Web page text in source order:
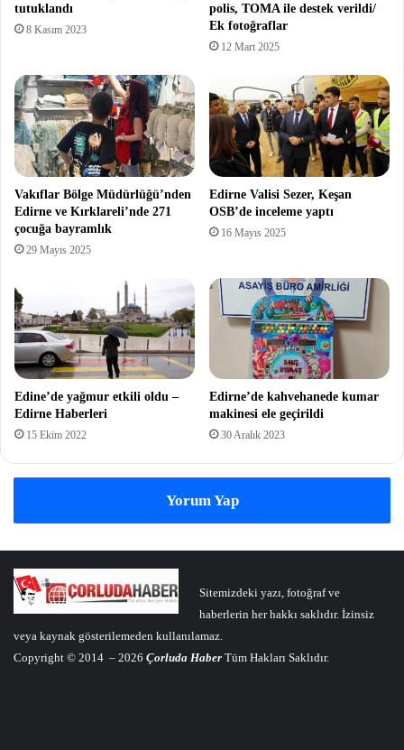
tutuklandı
8 Kasım 2023
polis, TOMA ile destek verildi/
Ek fotoğraflar
12 Mart 2025
Vakıflar Bölge Müdürlüğü’nden
Edirne ve Kırklareli’nde 271
çocuğa bayramlık
29 Mayıs 2025
Edirne Valisi Sezer, Keşan
OSB’de inceleme yaptı
16 Mayıs 2025
Edine’de yağmur etkili oldu –
Edirne Haberleri
15 Ekim 2022
Edirne’de kahvehanede kumar
makinesi ele geçirildi
30 Aralık 2023
Yorum Yap
Sitemizdeki yazı, fotoğraf ve
haberlerin her hakkı saklıdır. İzinsiz
veya kaynak gösterilemeden kullanılamaz.
Copyright © 2014 – 2026 Çorluda Haber Tüm Hakları Saklıdır.